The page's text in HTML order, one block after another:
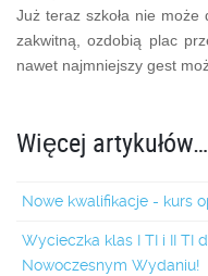
Już teraz szkoła nie może
zakwitną, ozdobią plac
nawet najmniejszy gest
Więcej artykułów…
Nowe kwalifikacje - kurs
Wycieczka klas I TI i II TI
Nowoczesnym Wydaniu!